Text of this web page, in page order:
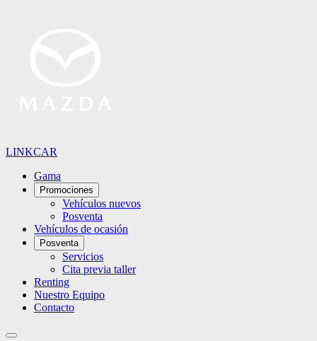
LINKCAR
Gama
Promociones
Vehículos nuevos
Posventa
Vehículos de ocasión
Posventa
Servicios
Cita previa taller
Renting
Nuestro Equipo
Contacto